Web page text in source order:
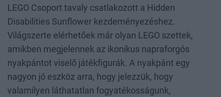
LEGO Csoport tavaly csatlakozott a Hidden
Disabilities Sunflower kezdeményezéshez.
Világszerte elérhetőek már olyan LEGO szettek,
amikben megjelennek az ikonikus napraforgós
nyakpántot viselő játékfigurák. A nyakpánt egy
nagyon jó eszköz arra, hogy jelezzük, hogy
valamilyen láthatatlan fogyatékosságunk,